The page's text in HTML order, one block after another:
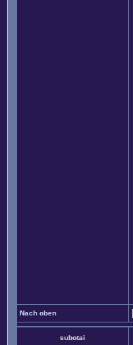
Nach oben
subotai